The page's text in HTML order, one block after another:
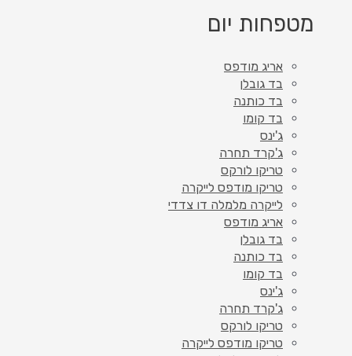
מטפחות יום
אריג מודפס
בד גובלן
בד כותנה
בד קומו
ג'ינס
ג'קרד תחרה
טריקו לורקס
טריקו מודפס לייקרה
לייקרה מלמלה דו צדדי
אריג מודפס
בד גובלן
בד כותנה
בד קומו
ג'ינס
ג'קרד תחרה
טריקו לורקס
טריקו מודפס לייקרה